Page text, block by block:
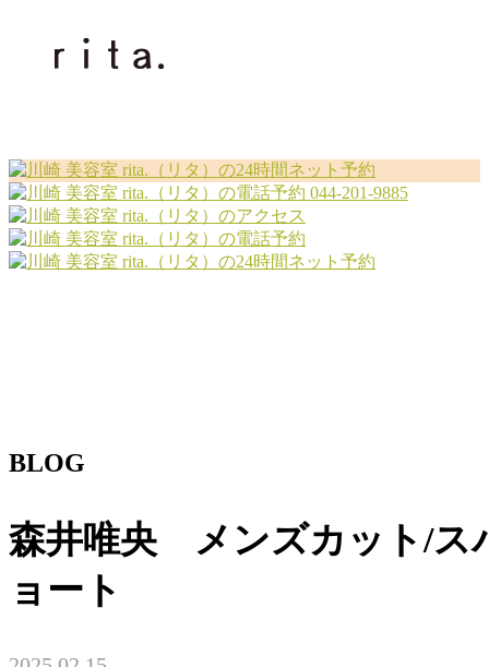
044-201-9885
BLOG
森井唯央 メンズカット/ス
ョート